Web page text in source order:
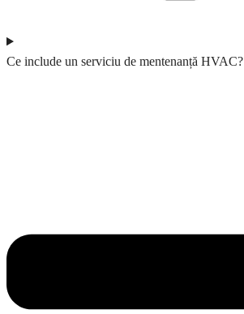
Ce include un serviciu de mentenanță HVAC?